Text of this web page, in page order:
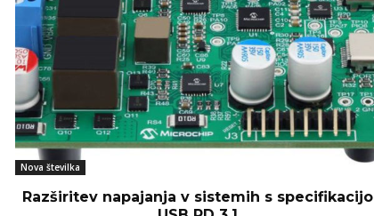
Nova številka
Razširitev napajanja v sistemih s specifikacijo